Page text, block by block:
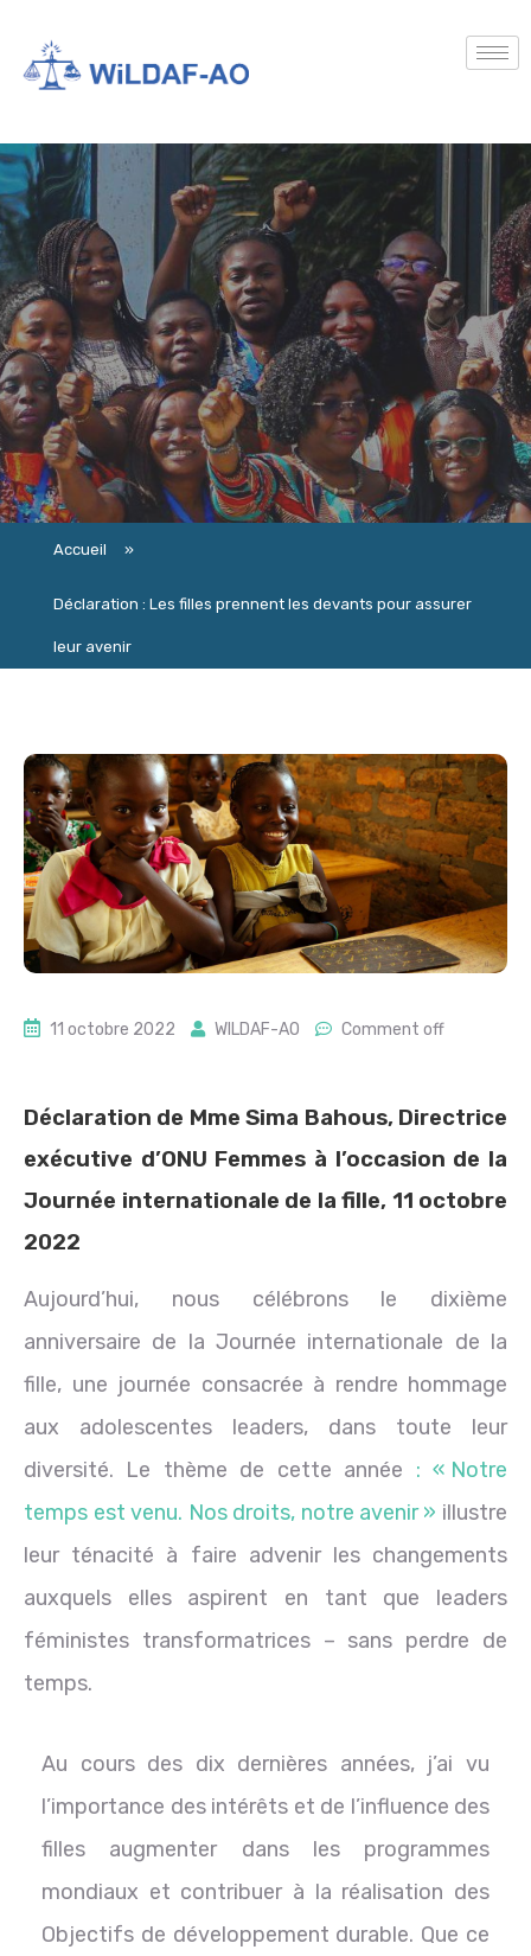
Accueil »
Déclaration : Les filles prennent les devants pour assurer
leur avenir
11 octobre 2022 WILDAF-AO Comment off
Déclaration de Mme Sima Bahous, Directrice
exécutive d’ONU Femmes à l’occasion de la
Journée internationale de la fille, 11 octobre
2022
Aujourd’hui, nous célébrons le dixième
anniversaire de la Journée internationale de la
fille, une journée consacrée à rendre hommage
aux adolescentes leaders, dans toute leur
diversité. Le thème de cette année : « Notre
temps est venu. Nos droits, notre avenir » illustre
leur ténacité à faire advenir les changements
auxquels elles aspirent en tant que leaders
féministes transformatrices – sans perdre de
temps.
Au cours des dix dernières années, j’ai vu
l’importance des intérêts et de l’influence des
filles augmenter dans les programmes
mondiaux et contribuer à la réalisation des
Objectifs de développement durable. Que ce